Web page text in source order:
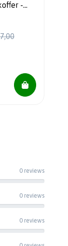
-
0 reviews
0 reviews
0 reviews